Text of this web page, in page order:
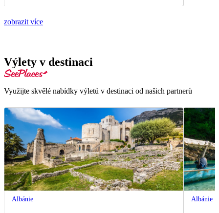
zobrazit více
Výlety v destinaci
Využijte skvělé nabídky výletů v destinaci od našich partnerů
Albánie Albánie